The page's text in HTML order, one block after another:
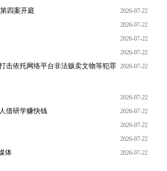
四案开庭 2026-07-22
2026-07-22
2026-07-22
2026-07-22
击依托网络平台非法贩卖文物等犯罪 2026-07-22
2026-07-22
借研学赚快钱 2026-07-22
2026-07-22
2026-07-22
体 2026-07-22